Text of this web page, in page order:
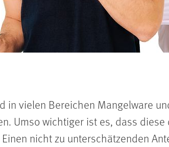
in vielen Bereichen Mangelware
Umso wichtiger ist es, dass
nicht zu unterschätzenden